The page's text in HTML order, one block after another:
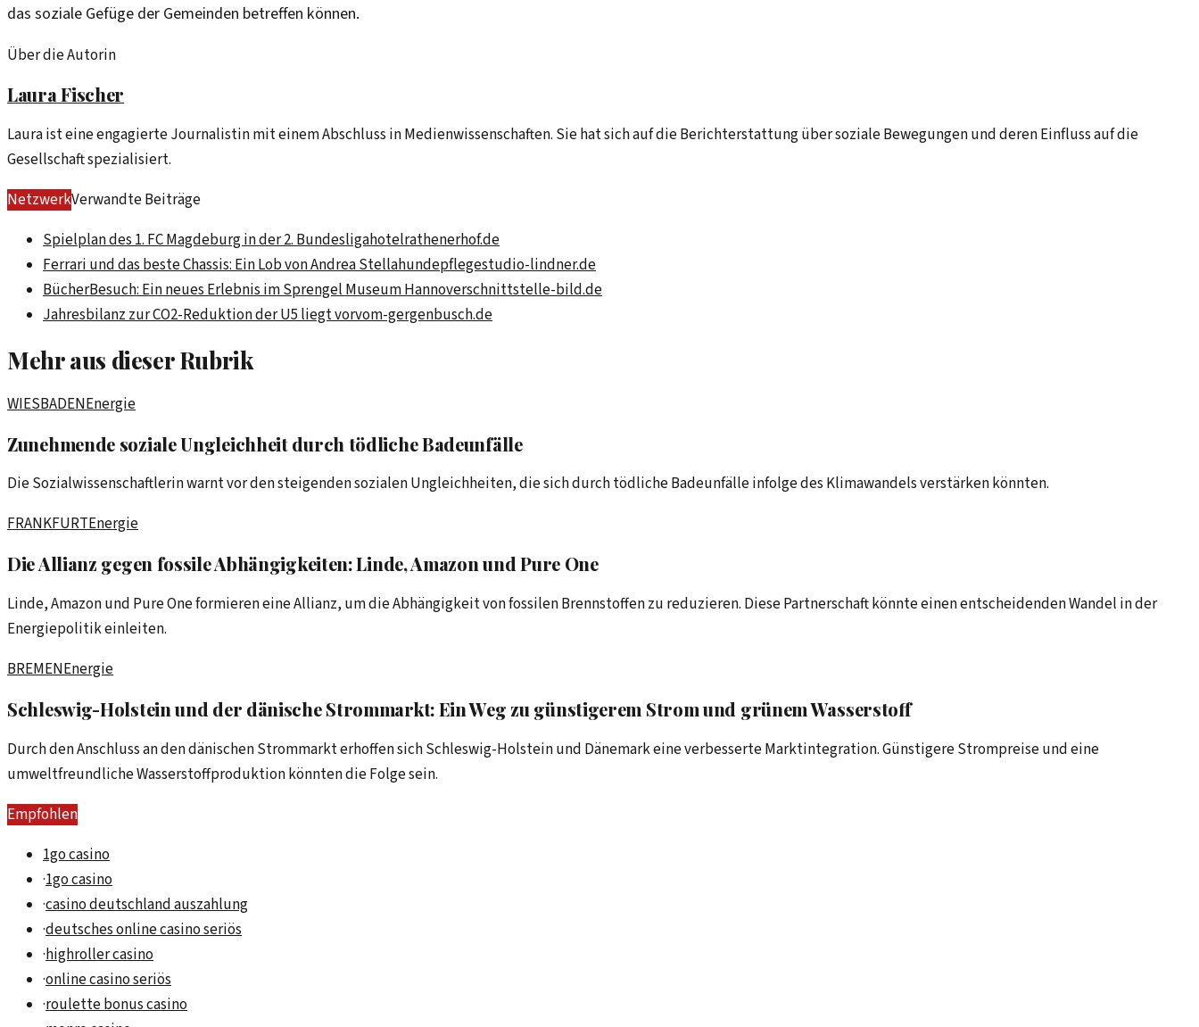
das soziale Gefüge der Gemeinden betreffen können.
Über die Autorin
Laura Fischer
Laura ist eine engagierte Journalistin mit einem Abschluss in Medienwissenschaften. Sie hat sich auf die Berichterstattung über soziale Bewegungen und deren Einfluss auf die
Gesellschaft spezialisiert.
NetzwerkVerwandte Beiträge
Spielplan des 1. FC Magdeburg in der 2. Bundesligahotelrathenerhof.de
Ferrari und das beste Chassis: Ein Lob von Andrea Stellahundepflegestudio-lindner.de
BücherBesuch: Ein neues Erlebnis im Sprengel Museum Hannoverschnittstelle-bild.de
Jahresbilanz zur CO2-Reduktion der U5 liegt vorvom-gergenbusch.de
Mehr aus dieser Rubrik
WIESBADENEnergie
Zunehmende soziale Ungleichheit durch tödliche Badeunfälle
Die Sozialwissenschaftlerin warnt vor den steigenden sozialen Ungleichheiten, die sich durch tödliche Badeunfälle infolge des Klimawandels verstärken könnten.
FRANKFURTEnergie
Die Allianz gegen fossile Abhängigkeiten: Linde, Amazon und Pure One
Linde, Amazon und Pure One formieren eine Allianz, um die Abhängigkeit von fossilen Brennstoffen zu reduzieren. Diese Partnerschaft könnte einen entscheidenden Wandel in der
Energiepolitik einleiten.
BREMENEnergie
Schleswig-Holstein und der dänische Strommarkt: Ein Weg zu günstigerem Strom und grünem Wasserstoff
Durch den Anschluss an den dänischen Strommarkt erhoffen sich Schleswig-Holstein und Dänemark eine verbesserte Marktintegration. Günstigere Strompreise und eine
umweltfreundliche Wasserstoffproduktion könnten die Folge sein.
Empfohlen
1go casino
·1go casino
·casino deutschland auszahlung
·deutsches online casino seriös
·highroller casino
·online casino seriös
·roulette bonus casino